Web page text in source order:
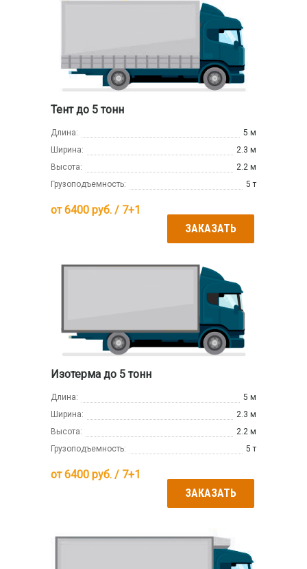
Тент до 5 тонн
Длина:
5 м
Ширина:
2.3 м
Высота:
2.2 м
Грузоподъемность:
5 т
от6400 руб. / 7+1
ЗАКАЗАТЬ
Изотерма до 5 тонн
Длина:
5 м
Ширина:
2.3 м
Высота:
2.2 м
Грузоподъемность:
5 т
от6400 руб. / 7+1
ЗАКАЗАТЬ